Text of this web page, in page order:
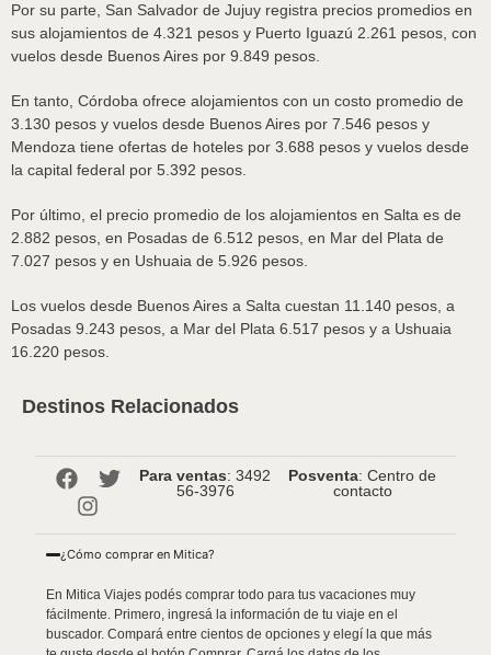
Por su parte, San Salvador de Jujuy registra precios promedios en
sus alojamientos de 4.321 pesos y Puerto Iguazú 2.261 pesos, con
vuelos desde Buenos Aires por 9.849 pesos.
En tanto, Córdoba ofrece alojamientos con un costo promedio de
3.130 pesos y vuelos desde Buenos Aires por 7.546 pesos y
Mendoza tiene ofertas de hoteles por 3.688 pesos y vuelos desde
la capital federal por 5.392 pesos.
Por último, el precio promedio de los alojamientos en Salta es de
2.882 pesos, en Posadas de 6.512 pesos, en Mar del Plata de
7.027 pesos y en Ushuaia de 5.926 pesos.
Los vuelos desde Buenos Aires a Salta cuestan 11.140 pesos, a
Posadas 9.243 pesos, a Mar del Plata 6.517 pesos y a Ushuaia
16.220 pesos.
Destinos Relacionados
Para ventas: 3492
56-3976
Posventa: Centro de
contacto
¿Cómo comprar en Mitica?
En Mitica Viajes podés comprar todo para tus vacaciones muy
fácilmente. Primero, ingresá la información de tu viaje en el
buscador. Compará entre cientos de opciones y elegí la que más